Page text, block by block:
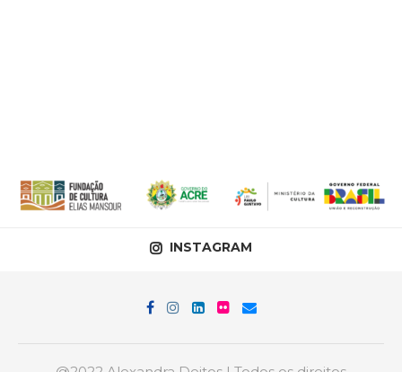
INSTAGRAM